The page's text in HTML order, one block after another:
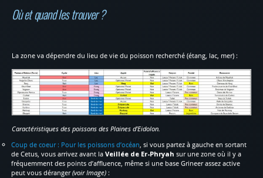
Où et quand les trouver ?
La zone va dépendre du lieu de vie du poisson recherché (étang, lac, mer) :
Caractéristiques des poissons des Plaines d’Eidolon.
Coup de coeur : Pour les poissons d’océan, si vous partez à gauche en sortant
de Cetus, vous arrivez avant laVeillée de Er-Phryah sur une zone où il y a
fréquemment des points d’affluence, même si une base Grineer assez active
peut vous déranger(voir Image) :